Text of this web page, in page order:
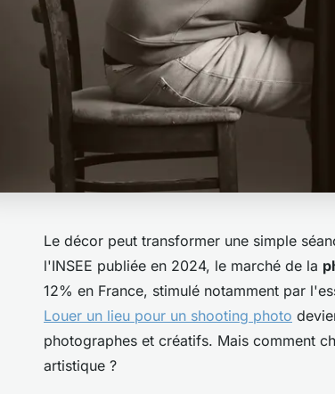
Le décor peut transformer une simple
l'INSEE publiée en 2024, le marché de la
12% en France, stimulé notamment par
Louer un lieu pour un shooting photo
photographes et créatifs. Mais comment
artistique ?